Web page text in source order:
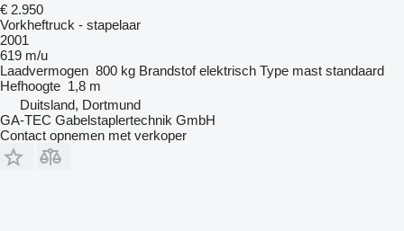
€ 2.950
Vorkheftruck - stapelaar
2001
619 m/u
Laadvermogen 800 kg Brandstof elektrisch Type mast standaard
Hefhoogte 1,8 m
Duitsland, Dortmund
GA-TEC Gabelstaplertechnik GmbH
Contact opnemen met verkoper